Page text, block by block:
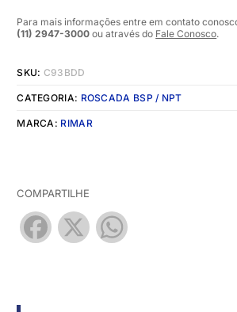
Para mais informações entre em contato
(11) 2947-3000 ou através do Fale Conosco.
SKU: C93BDD
CATEGORIA: ROSCADA BSP / NPT
MARCA: RIMAR
COMPARTILHE
Facebook
X